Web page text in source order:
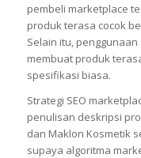
pembeli marketplace
produk terasa cocok
Selain itu,
membuat produk
spesifikasi biasa.
Strategi SEO
penulisan deskripsi
dan Maklon Kosmetik
supaya algoritma